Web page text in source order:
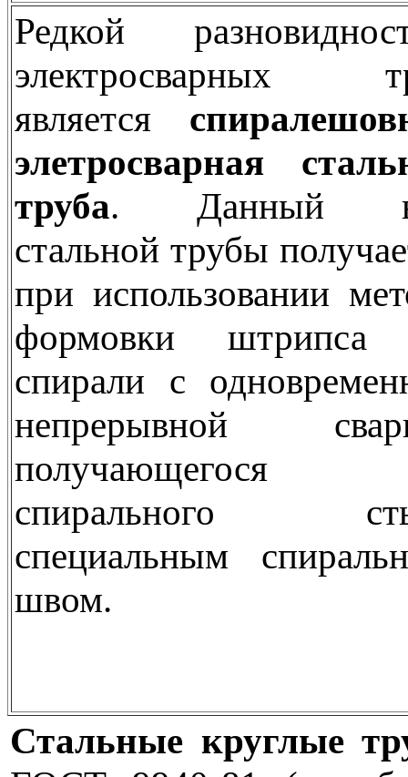
Редкой
электросварных
является
элетросварная
труба. Данный
стальной трубы
при использовании
формовки штрипса
спирали с
непрерывной
получающегося
спирального
специальным
швом.
Стальные круглые